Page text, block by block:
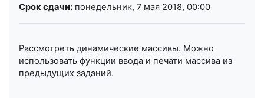
Срок сдачи: понедельник, 7 мая 2018, 00:00
Рассмотреть динамические массивы. Можно
использовать функции ввода и печати массива из
предыдущих заданий.